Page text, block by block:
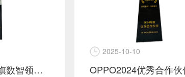
灵狐科技-年度京旗数智领创合作伙伴-京东2024
2025-10-10
OPPO2024优秀合作伙